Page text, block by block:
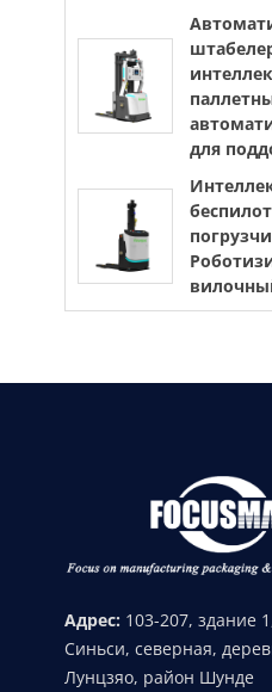
для
Адрес: 103-207, здание
Синьси, северная,
Лунцзяо, район Шунде